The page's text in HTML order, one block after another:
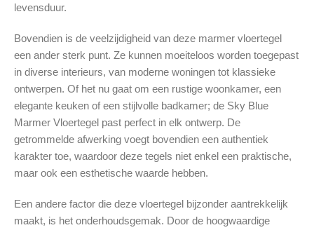
levensduur.
Bovendien is de veelzijdigheid van deze marmer vloertegel
een ander sterk punt. Ze kunnen moeiteloos worden toegepast
in diverse interieurs, van moderne woningen tot klassieke
ontwerpen. Of het nu gaat om een rustige woonkamer, een
elegante keuken of een stijlvolle badkamer; de Sky Blue
Marmer Vloertegel past perfect in elk ontwerp. De
getrommelde afwerking voegt bovendien een authentiek
karakter toe, waardoor deze tegels niet enkel een praktische,
maar ook een esthetische waarde hebben.
Een andere factor die deze vloertegel bijzonder aantrekkelijk
maakt, is het onderhoudsgemak. Door de hoogwaardige